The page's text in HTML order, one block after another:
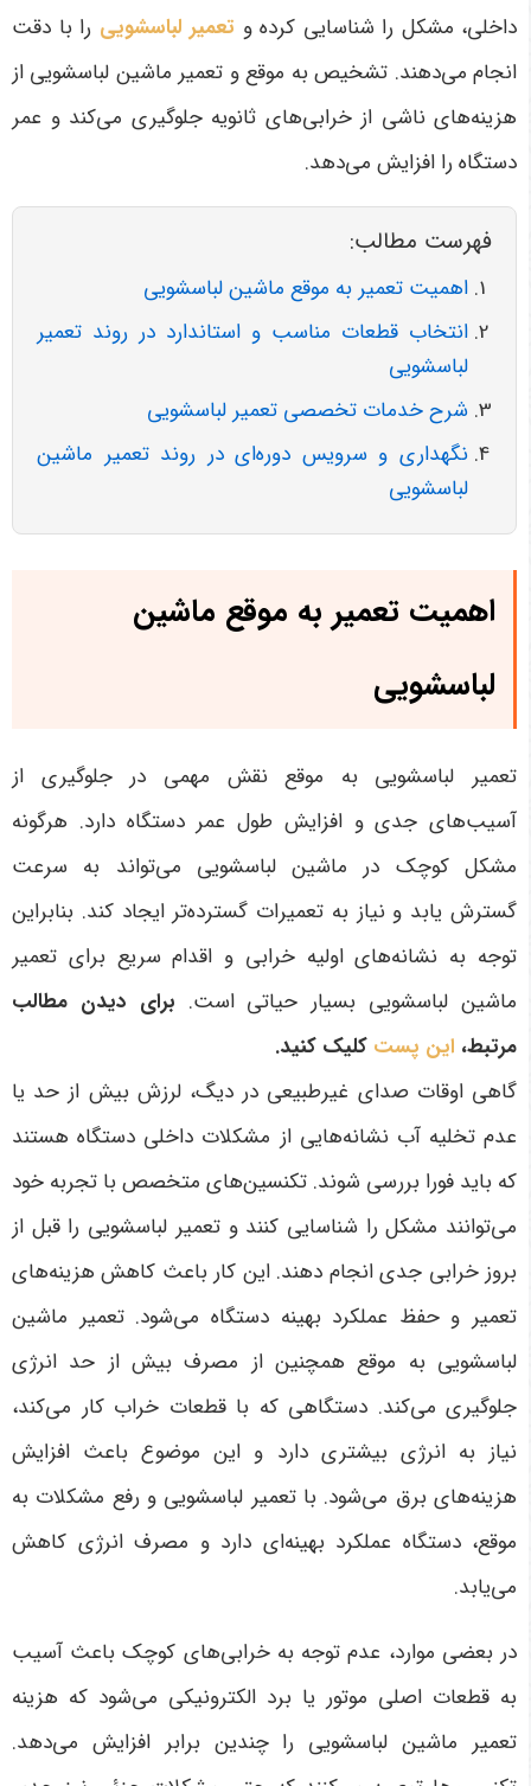
داخلی، مشکل را شناسایی کرده و تعمیر لباسشویی را با دقت
انجام می‌دهند. تشخیص به موقع و تعمیر ماشین لباسشویی از
هزینه‌های ناشی از خرابی‌های ثانویه جلوگیری می‌کند و عمر
دستگاه را افزایش می‌دهد.
فهرست مطالب:
اهمیت تعمیر به موقع ماشین لباسشویی
انتخاب قطعات مناسب و استاندارد در روند تعمیر
لباسشویی
شرح خدمات تخصصی تعمیر لباسشویی
نگهداری و سرویس دوره‌ای در روند تعمیر ماشین
لباسشویی
اهمیت تعمیر به موقع ماشین
لباسشویی
تعمیر لباسشویی به موقع نقش مهمی در جلوگیری از
آسیب‌های جدی و افزایش طول عمر دستگاه دارد. هرگونه
مشکل کوچک در ماشین لباسشویی می‌تواند به سرعت
گسترش یابد و نیاز به تعمیرات گسترده‌تر ایجاد کند. بنابراین
توجه به نشانه‌های اولیه خرابی و اقدام سریع برای تعمیر
ماشین لباسشویی بسیار حیاتی است. برای دیدن مطالب
مرتبط، این پست کلیک کنید.
گاهی اوقات صدای غیرطبیعی در دیگ، لرزش بیش از حد یا
عدم تخلیه آب نشانه‌هایی از مشکلات داخلی دستگاه هستند
که باید فورا بررسی شوند. تکنسین‌های متخصص با تجربه خود
می‌توانند مشکل را شناسایی کنند و تعمیر لباسشویی را قبل از
بروز خرابی جدی انجام دهند. این کار باعث کاهش هزینه‌های
تعمیر و حفظ عملکرد بهینه دستگاه می‌شود. تعمیر ماشین
لباسشویی به موقع همچنین از مصرف بیش از حد انرژی
جلوگیری می‌کند. دستگاهی که با قطعات خراب کار می‌کند،
نیاز به انرژی بیشتری دارد و این موضوع باعث افزایش
هزینه‌های برق می‌شود. با تعمیر لباسشویی و رفع مشکلات به
موقع، دستگاه عملکرد بهینه‌ای دارد و مصرف انرژی کاهش
می‌یابد.
در بعضی موارد، عدم توجه به خرابی‌های کوچک باعث آسیب
به قطعات اصلی موتور یا برد الکترونیکی می‌شود که هزینه
تعمیر ماشین لباسشویی را چندین برابر افزایش می‌دهد.